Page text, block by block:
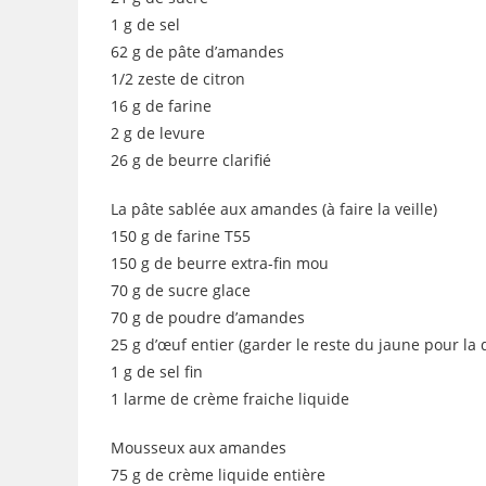
1 g de sel
62 g de pâte d’amandes
1/2 zeste de citron
16 g de farine
2 g de levure
26 g de beurre clarifié
La pâte sablée aux amandes (à faire la veille)
150 g de farine T55
150 g de beurre extra-fin mou
70 g de sucre glace
70 g de poudre d’amandes
25 g d’œuf entier (garder le reste du jaune pour la
1 g de sel fin
1 larme de crème fraiche liquide
Mousseux aux amandes
75 g de crème liquide entière